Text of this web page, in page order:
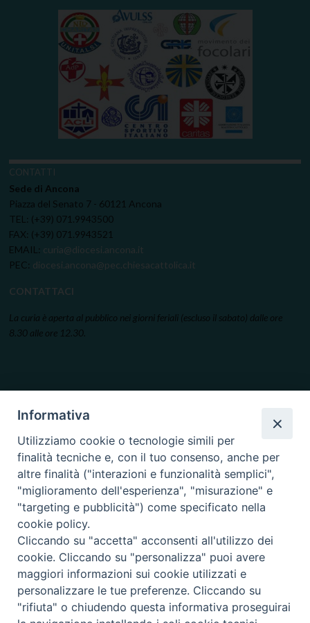
CONTATTI
Sede di Ancona
Piazza del Senato 7 - 60121 Ancona
TEL: (+39) 071.9943500
FAX: (+39) 071.9943521
EMAIL: curia@diocesi.ancona.it
PEC: diocesi.ancona@pec.chiesacattolica.it
CONTATTACI
La curia è aperta al pubblico nei giorni feriali (escluso il sabato) dalle ore
8.30 alle ore 12.30.
Informativa
Utilizziamo cookie o tecnologie simili per
finalità tecniche e, con il tuo consenso, anche per
altre finalità ("interazioni e funzionalità semplici",
"miglioramento dell'esperienza", "misurazione" e
"targeting e pubblicità") come specificato nella
cookie policy.
Cliccando su "accetta" acconsenti all'utilizzo dei
cookie. Cliccando su "personalizza" puoi avere
maggiori informazioni sui cookie utilizzati e
personalizzare le tue preferenze. Cliccando su
"rifiuta" o chiudendo questa informativa proseguirai